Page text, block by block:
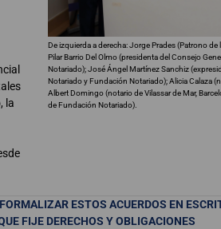
la
De izquierda a derecha: Jorge Prades (Patrono
Pilar Barrio Del Olmo (presidenta del Consejo
Notariado); José Ángel Martínez Sanchiz
Notariado y Fundación Notariado); Alicia Calaza
Albert Domingo (notario de Vilassar de Mar,
de Fundación Notariado).
ESTOS ACUERDOS EN
FIJE DERECHOS Y OBLIGACIONES